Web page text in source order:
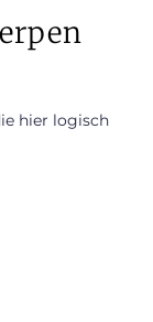
hier logisch